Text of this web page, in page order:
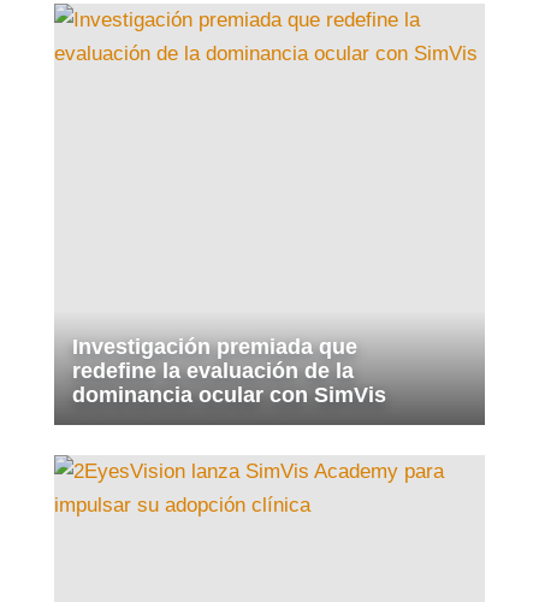
Investigación premiada que
redefine la evaluación de la
dominancia ocular con SimVis